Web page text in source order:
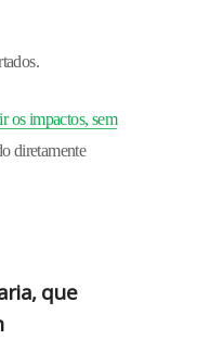
os impactos, sem
diretamente
que